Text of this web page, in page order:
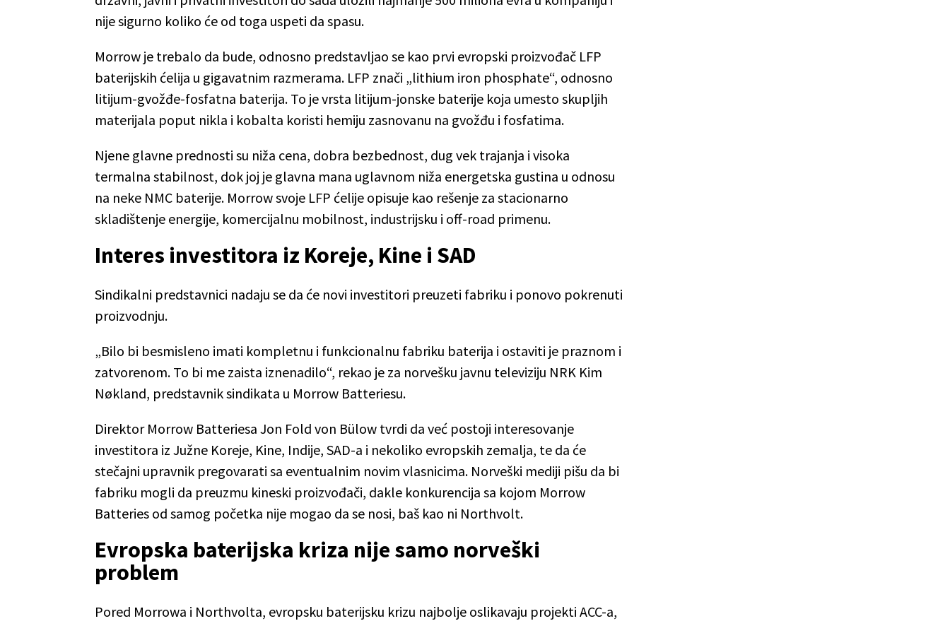
nije sigurno koliko će od toga uspeti da spasu.
Morrow je trebalo da bude, odnosno predstavljao se kao prvi evropski proizvođač LFP
baterijskih ćelija u gigavatnim razmerama. LFP znači „lithium iron phosphate“, odnosno
litijum-gvožđe-fosfatna baterija. To je vrsta litijum-jonske baterije koja umesto skupljih
materijala poput nikla i kobalta koristi hemiju zasnovanu na gvožđu i fosfatima.
Njene glavne prednosti su niža cena, dobra bezbednost, dug vek trajanja i visoka
termalna stabilnost, dok joj je glavna mana uglavnom niža energetska gustina u odnosu
na neke NMC baterije. Morrow svoje LFP ćelije opisuje kao rešenje za stacionarno
skladištenje energije, komercijalnu mobilnost, industrijsku i off-road primenu.
Interes investitora iz Koreje, Kine i SAD
Sindikalni predstavnici nadaju se da će novi investitori preuzeti fabriku i ponovo pokrenuti
proizvodnju.
„Bilo bi besmisleno imati kompletnu i funkcionalnu fabriku baterija i ostaviti je praznom i
zatvorenom. To bi me zaista iznenadilo“, rekao je za norvešku javnu televiziju NRK Kim
Nøkland, predstavnik sindikata u Morrow Batteriesu.
Direktor Morrow Batteriesa Jon Fold von Bülow tvrdi da već postoji interesovanje
investitora iz Južne Koreje, Kine, Indije, SAD-a i nekoliko evropskih zemalja, te da će
stečajni upravnik pregovarati sa eventualnim novim vlasnicima. Norveški mediji pišu da bi
fabriku mogli da preuzmu kineski proizvođači, dakle konkurencija sa kojom Morrow
Batteries od samog početka nije mogao da se nosi, baš kao ni Northvolt.
Evropska baterijska kriza nije samo norveški
problem
Pored Morrowa i Northvolta, evropsku baterijsku krizu najbolje oslikavaju projekti ACC-a,